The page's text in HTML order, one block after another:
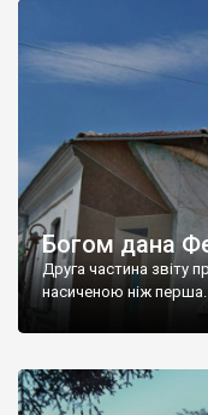
Богом дана
Друга частина звіту
насиченою ніж перша.